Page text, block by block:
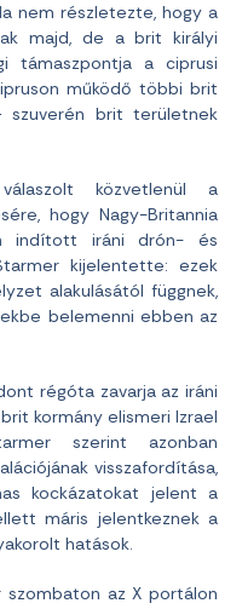
nem részletezte, hogy a
majd, de a brit királyi
támaszpontja a ciprusi
működő többi brit
brit területnek
közvetlenül a
hogy Nagy-Britannia
indított iráni drón- és
kijelentette: ezek
alakulásától függnek,
belemenni ebben az
régóta zavarja az iráni
kormány elismeri Izrael
szerint azonban
visszafordítása,
kockázatokat jelent a
máris jelentkeznek a
hatások.
szombaton az X portálon